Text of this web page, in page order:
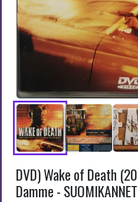
DVD) Wake of Death
Damme - SUOMIKANNET